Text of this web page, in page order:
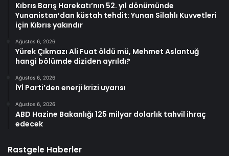
Kıbrıs Barış Harekatı’nın 52. yıl dönümünde
Yunanistan’dan küstah tehdit: Yunan Silahlı Kuvvetleri
için Kıbrıs yakındır
Ağustos 6, 2026
Yürek Çıkmazı Ali Fuat öldü mü, Mehmet Aslantuğ
hangi bölümde diziden ayrıldı?
Ağustos 6, 2026
İYİ Parti’den enerji krizi uyarısı
Ağustos 6, 2026
ABD Hazine Bakanlığı 125 milyar dolarlık tahvil ihraç
edecek
Rastgele Haberler